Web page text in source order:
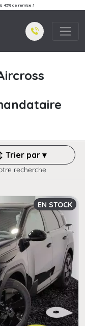
45% de remise !
Trier par ▾
recherche
EN STOCK